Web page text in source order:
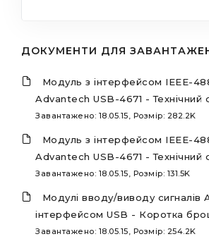
ДОКУМЕНТИ ДЛЯ
Модуль з інтерфейсом IEEE-
Advantech USB-4671 - Технічний
Завантажено: 18.05.15, Розмір: 282.2K
Модуль з інтерфейсом IEEE-
Advantech USB-4671 - Технічний
Завантажено: 18.05.15, Розмір: 131.5K
Модулі вводу/виводу сигналів
інтерфейсом USB - Коротка
Завантажено: 18.05.15, Розмір: 254.2K